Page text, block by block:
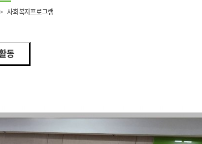
사회복지프로그램
동